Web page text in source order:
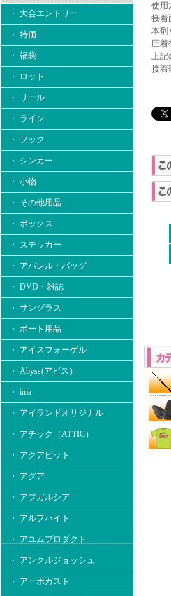
・ 大会エントリー
・ 特価
・ 福袋
・ ロッド
・ リール
・ ライン
・ フック
・ シンカー
・ 小物
・ その他用品
・ ボックス
・ ステッカー
・ アパレル・バッグ
・ DVD・雑誌
・ サングラス
・ ボート用品
・ アイスフォーゲル
・ Abyss(アビス）
・ ima
・ アイランドオリジナル
・ アチック（ATTIC）
・ アクアビット
・ アグア
・ アブガルシア
・ アルフハイト
・ アユムプロダクト
・ アンクルジョッシュ
・ アーボガスト
使用
接着
本剤
圧着
上記
接着